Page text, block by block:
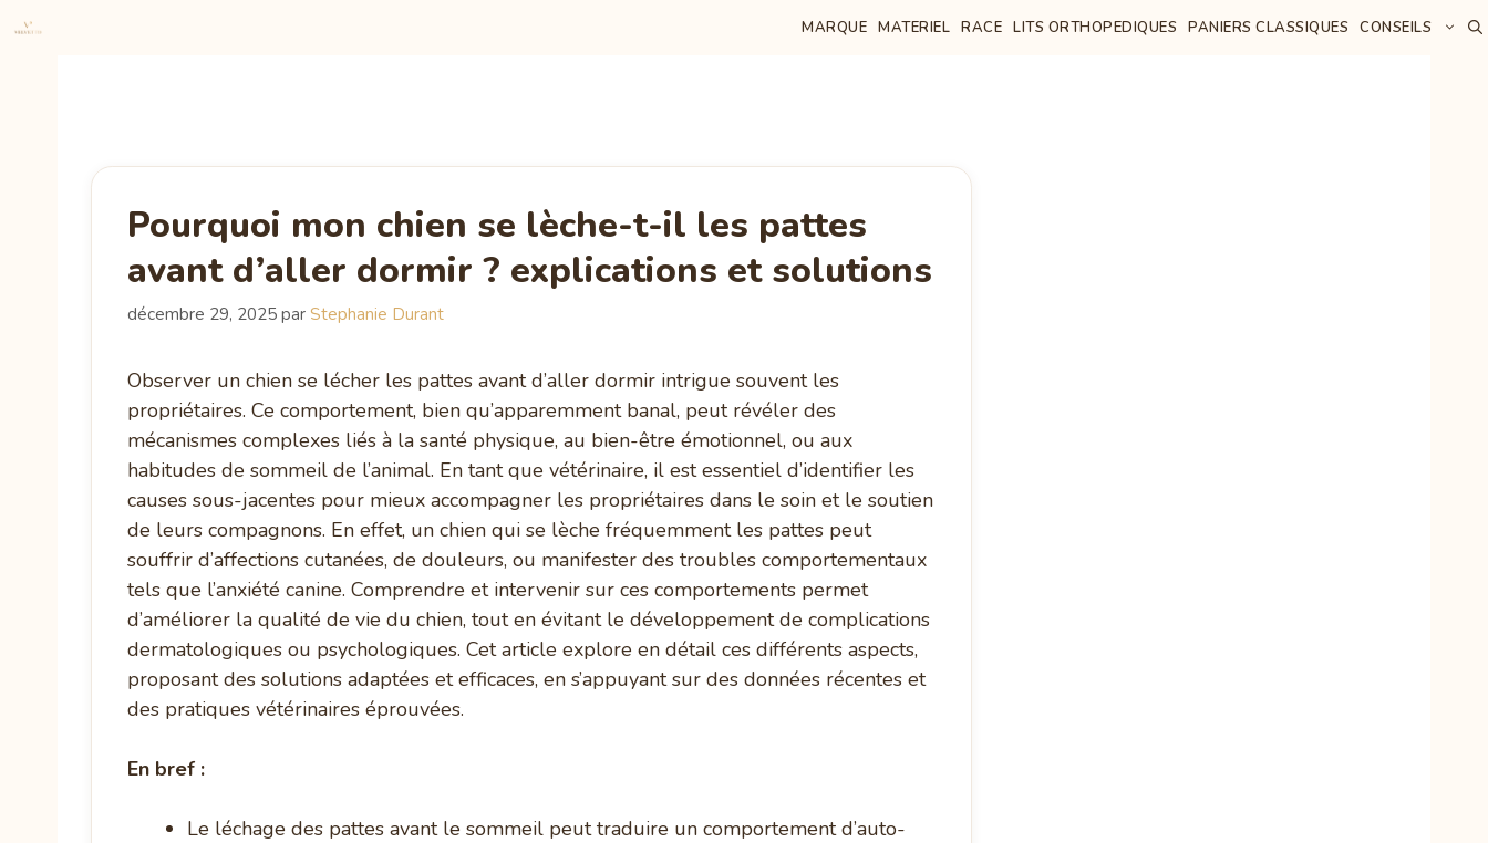
au
MARQUE MATERIEL RACE LITS ORTHOPEDIQUES PANIERS CLASSIQUES CONSEILS
Pourquoi mon chien se lèche-t-il les pattes
avant d’aller dormir ? explications et solutions
décembre 29, 2025 par Stephanie Durant
Observer un chien se lécher les pattes avant d’aller dormir intrigue souvent les
propriétaires. Ce comportement, bien qu’apparemment banal, peut révéler des
mécanismes complexes liés à la santé physique, au bien-être émotionnel, ou aux
habitudes de sommeil de l’animal. En tant que vétérinaire, il est essentiel d’identifier les
causes sous-jacentes pour mieux accompagner les propriétaires dans le soin et le soutien
de leurs compagnons. En effet, un chien qui se lèche fréquemment les pattes peut
souffrir d’affections cutanées, de douleurs, ou manifester des troubles comportementaux
tels que l’anxiété canine. Comprendre et intervenir sur ces comportements permet
d’améliorer la qualité de vie du chien, tout en évitant le développement de complications
dermatologiques ou psychologiques. Cet article explore en détail ces différents aspects,
proposant des solutions adaptées et efficaces, en s’appuyant sur des données récentes et
des pratiques vétérinaires éprouvées.
En bref :
Le léchage des pattes avant le sommeil peut traduire un comportement d’auto-